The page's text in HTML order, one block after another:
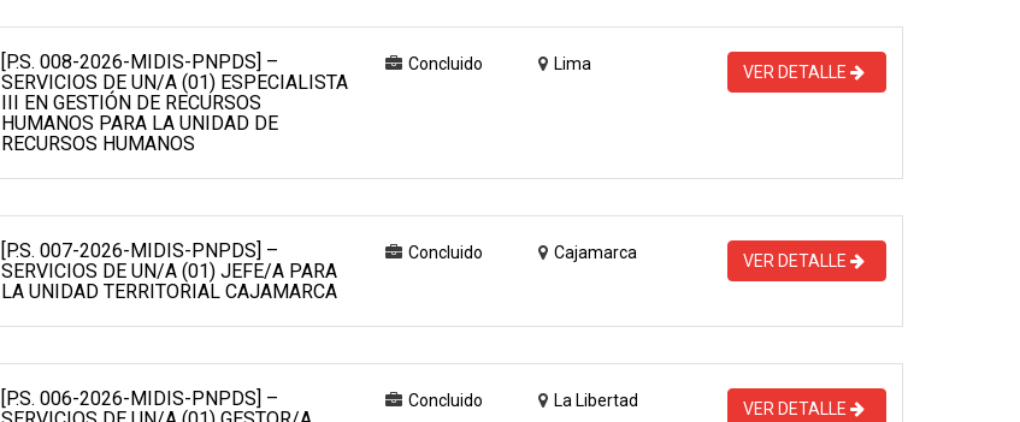
[P.S. 008-2026-MIDIS-PNPDS] –
SERVICIOS DE UN/A (01) ESPECIALISTA
III EN GESTIÓN DE RECURSOS
HUMANOS PARA LA UNIDAD DE
RECURSOS HUMANOS
Concluido Lima VER DETALLE
[P.S. 007-2026-MIDIS-PNPDS] –
SERVICIOS DE UN/A (01) JEFE/A PARA
LA UNIDAD TERRITORIAL CAJAMARCA
Concluido Cajamarca VER DETALLE
[P.S. 006-2026-MIDIS-PNPDS] –
Concluido La Libertad VER DETALLE